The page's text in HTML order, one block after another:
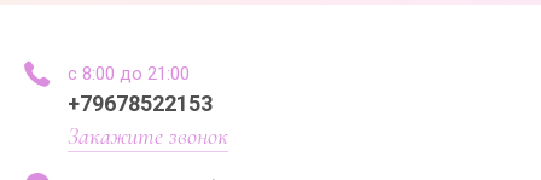
с 8:00 до 21:00
+79678522153
Закажите звонок